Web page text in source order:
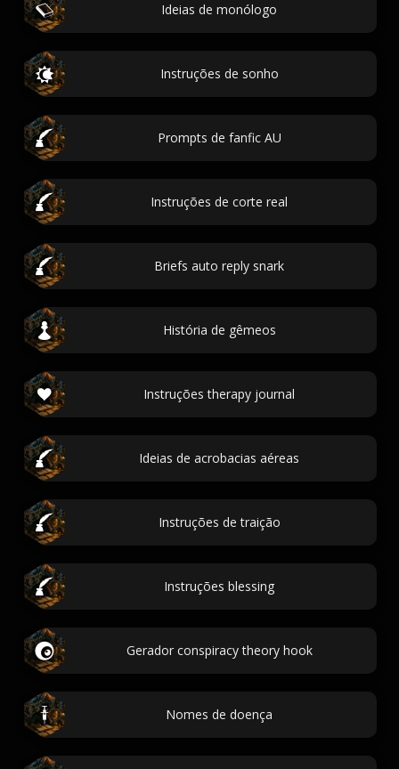
Ideias de monólogo
Instruções de sonho
Prompts de fanfic AU
Instruções de corte real
Briefs auto reply snark
História de gêmeos
Instruções therapy journal
Ideias de acrobacias aéreas
Instruções de traição
Instruções blessing
Gerador conspiracy theory hook
Nomes de doença